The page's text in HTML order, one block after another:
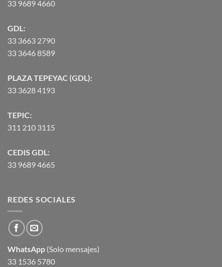
33 9689 4660
GDL:
33 3663 2790
33 3646 8589
PLAZA TEPEYAC (GDL):
33 3628 4193
TEPIC:
311 210 3115
CEDIS GDL:
33 9689 4665
REDES SOCIALES
WhatsApp (Solo mensajes)
33 1536 5780